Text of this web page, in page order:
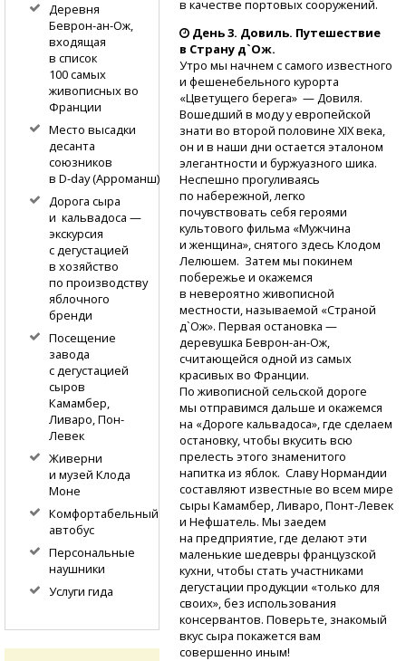
в качестве портовых сооружений.
День 3. Довиль. Путешествие
в Страну д`Ож.
Утро мы начнем с самого известного
и фешенебельного курорта
«Цветущего берега» — Довиля.
Вошедший в моду у европейской
знати во второй половине XIX века,
он и в наши дни остается эталоном
элегантности и буржуазного шика.
Неспешно прогуливаясь
по набережной, легко
почувствовать себя героями
культового фильма «Мужчина
и женщина», снятого здесь Клодом
Лелюшем. Затем мы покинем
побережье и окажемся
в невероятно живописной
местности, называемой «Страной
д`Ож». Первая остановка —
деревушка Беврон-ан-Ож,
считающейся одной из самых
красивых во Франции.
По живописной сельской дороге
мы отправимся дальше и окажемся
на «Дороге кальвадоса», где сделаем
остановку, чтобы вкусить всю
прелесть этого знаменитого
напитка из яблок. Славу Нормандии
составляют известные во всем мире
сыры Камамбер, Ливаро, Понт-Левек
и Нефшатель. Мы заедем
на предприятие, где делают эти
маленькие шедевры французской
кухни, чтобы стать участниками
дегустации продукции «только для
своих», без использования
консервантов. Поверьте, знакомый
вкус сыра покажется вам
совершенно иным!
Деревня
Беврон-ан-Ож,
входящая
в список
100 самых
живописных во
Франции
Место высадки
десанта
союзников
в D-day(Арроманш)
Дорога сыра
и кальвадоса —
экскурсия
с дегустацией
в хозяйство
по производству
яблочного
бренди
Посещение
завода
с дегустацией
сыров
Камамбер,
Ливаро, Пон-
Левек
Живерни
и музей Клода
Моне
Комфортабельный
автобус
Персональные
наушники
Услуги гида